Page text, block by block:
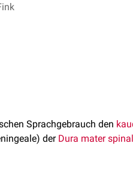
Sprachgebrauch den
der Dura mater